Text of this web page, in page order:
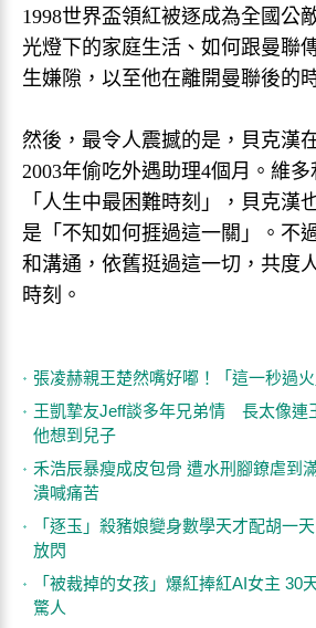
1998世界盃領紅被逐成為全國公
光燈下的家庭生活、如何跟曼聯
生嫌隙，以至他在離開曼聯後的
然後，最令人震撼的是，貝克漢
2003年偷吃外遇助理4個月。維
「人生中最困難時刻」，貝克漢
是「不知如何捱過這一關」。不
和溝通，依舊挺過這一切，共度
時刻。
張凌赫親王楚然嘴好嘟！「這一秒過
王凱摯友Jeff談多年兄弟情 長太像連
他想到兒子
禾浩辰暴瘦成皮包骨 遭水刑腳鐐虐到
潰喊痛苦
「逐玉」殺豬娘變身數學天才配胡一
放閃
「被裁掉的女孩」爆紅捧紅AI女主 30
驚人